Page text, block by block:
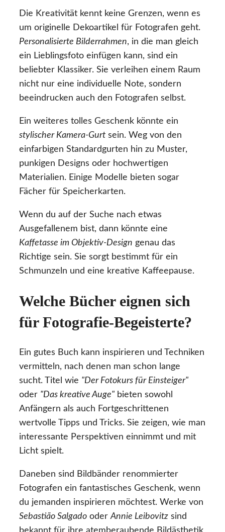
Die Kreativität kennt keine Grenzen, wenn es
um originelle Dekoartikel für Fotografen geht.
Personalisierte Bilderrahmen, in die man gleich
ein Lieblingsfoto einfügen kann, sind ein
beliebter Klassiker. Sie verleihen einem Raum
nicht nur eine individuelle Note, sondern
beeindrucken auch den Fotografen selbst.
Ein weiteres tolles Geschenk könnte ein
stylischer Kamera-Gurt sein. Weg von den
einfarbigen Standardgurten hin zu Muster,
punkigen Designs oder hochwertigen
Materialien. Einige Modelle bieten sogar
Fächer für Speicherkarten.
Wenn du auf der Suche nach etwas
Ausgefallenem bist, dann könnte eine
Kaffetasse im Objektiv-Design genau das
Richtige sein. Sie sorgt bestimmt für ein
Schmunzeln und eine kreative Kaffeepause.
Welche Bücher eignen sich
für Fotografie-Begeisterte?
Ein gutes Buch kann inspirieren und Techniken
vermitteln, nach denen man schon lange
sucht. Titel wie "Der Fotokurs für Einsteiger"
oder "Das kreative Auge" bieten sowohl
Anfängern als auch Fortgeschrittenen
wertvolle Tipps und Tricks. Sie zeigen, wie man
interessante Perspektiven einnimmt und mit
Licht spielt.
Daneben sind Bildbänder renommierter
Fotografen ein fantastisches Geschenk, wenn
du jemanden inspirieren möchtest. Werke von
Sebastião Salgado oderAnnie Leibovitz sind